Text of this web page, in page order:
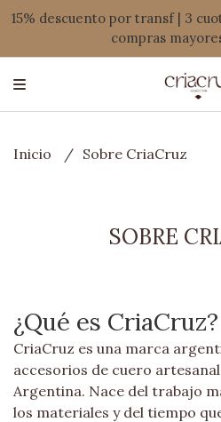
15% descuento por transf | 3
compras
Inicio Sobre CriaCruz
SOBRE
¿Qué es CriaCruz?
CriaCruz es una marca
accesorios de cuero
Argentina. Nace del trabajo
los materiales y del tiempo